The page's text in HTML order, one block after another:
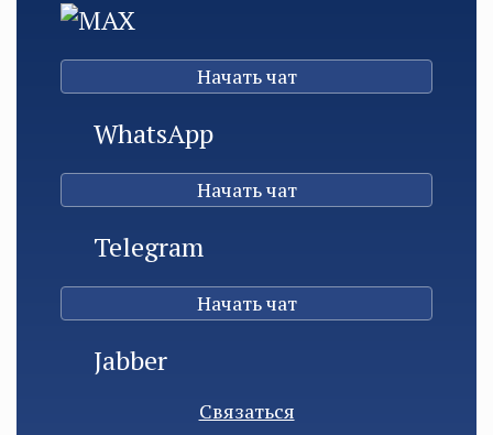
MAX
Начать чат
WhatsApp
Начать чат
Telegram
Начать чат
Jabber
Связаться